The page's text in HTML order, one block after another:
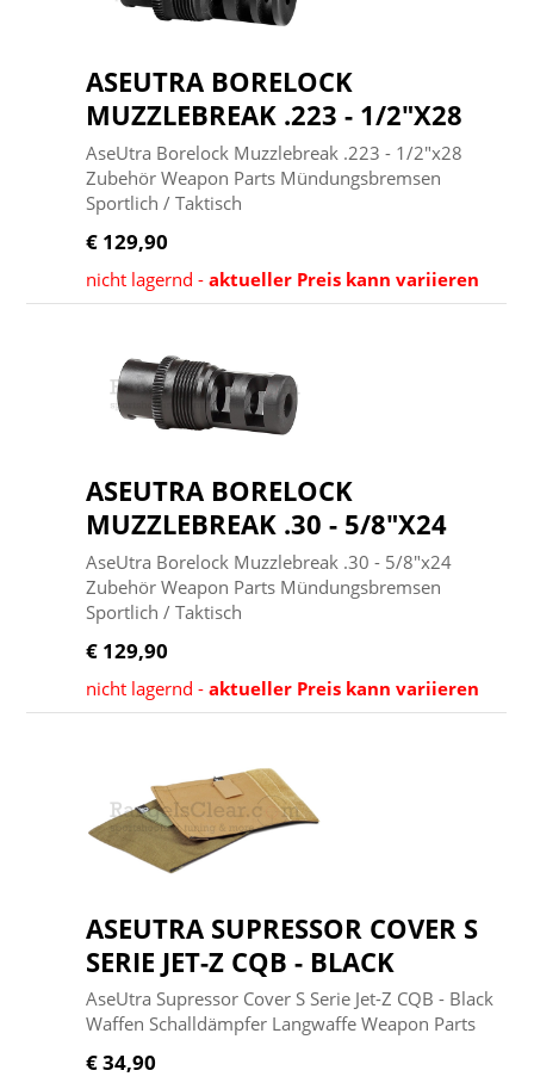
ASEUTRA BORELOCK
MUZZLEBREAK .223 - 1/2"X28
AseUtra Borelock Muzzlebreak .223 - 1/2"x28
Zubehör Weapon Parts Mündungsbremsen
Sportlich / Taktisch
€ 129,90
nicht lagernd -aktueller Preis kann variieren
ASEUTRA BORELOCK
MUZZLEBREAK .30 - 5/8"X24
AseUtra Borelock Muzzlebreak .30 - 5/8"x24
Zubehör Weapon Parts Mündungsbremsen
Sportlich / Taktisch
€ 129,90
nicht lagernd -aktueller Preis kann variieren
ASEUTRA SUPRESSOR COVER S
SERIE JET-Z CQB - BLACK
AseUtra Supressor Cover S Serie Jet-Z CQB - Black
Waffen Schalldämpfer Langwaffe Weapon Parts
€ 34,90